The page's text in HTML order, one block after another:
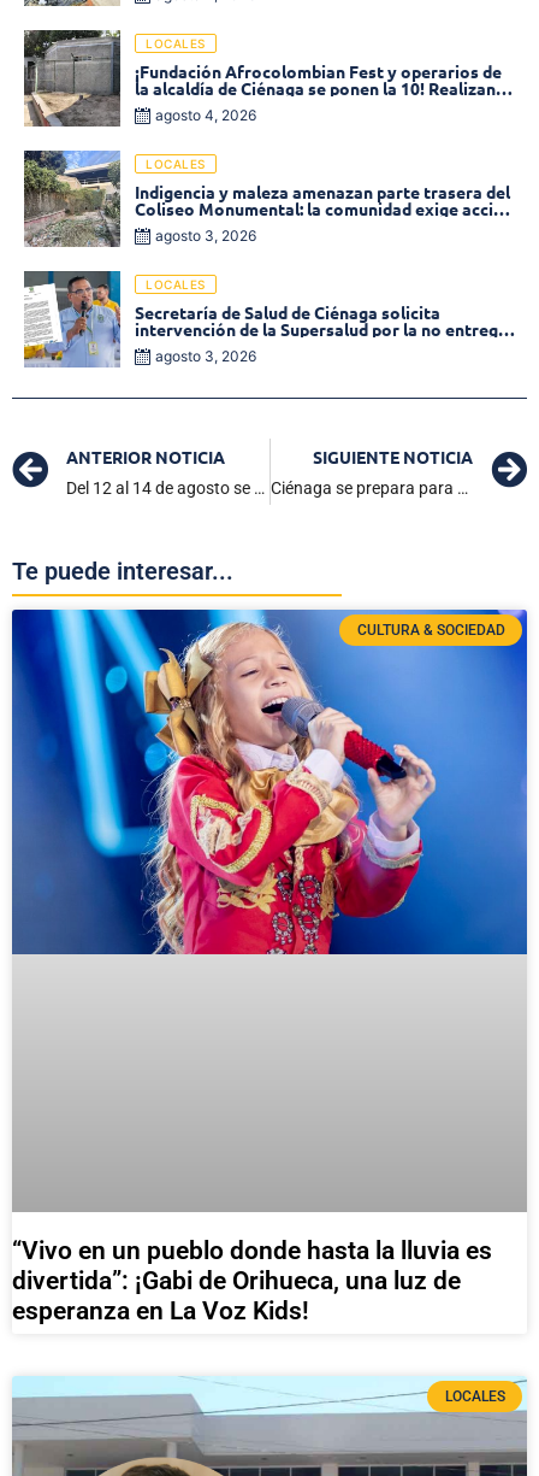
LOCALES
¡Fundación Afrocolombian Fest y operarios de
la alcaldía de Ciénaga se ponen la 10! Realizan
limpieza de la parte posterior del Coliseo
Monumental
agosto 4, 2026
LOCALES
Indigencia y maleza amenazan parte trasera del
Coliseo Monumental: la comunidad exige acción
inmediata!
agosto 3, 2026
LOCALES
Secretaría de Salud de Ciénaga solicita
intervención de la Supersalud por la no entrega
de medicamentos en las EPS
agosto 3, 2026
ANTERIOR NOTICIA
Del 12 al 14 de agosto se definirá la posición de las listas por sector en la tarjeta electoral para las elecciones de los Consejos de Juventud
SIGUIENTE NOTICIA
Ciénaga se prepara para vivir la XIX Muestra Nacional e Internacional de Danzas Folclóricas TRIETNIA
Te puede interesar...
CULTURA & SOCIEDAD
“Vivo en un pueblo donde hasta la lluvia es
divertida”: ¡Gabi de Orihueca, una luz de
esperanza en La Voz Kids!
LOCALES